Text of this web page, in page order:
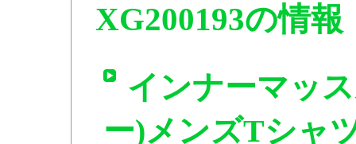
XG200193の情報
インナーマッ
ー)メンズTシャ